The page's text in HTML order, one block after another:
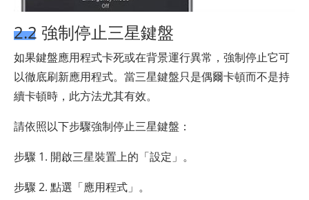
2.2 強制停止三星鍵盤
如果鍵盤應用程式卡死或在背景運行異常，強制停止它可
以徹底刷新應用程式。當三星鍵盤只是偶爾卡頓而不是持
續卡頓時，此方法尤其有效。
請依照以下步驟強制停止三星鍵盤：
步驟 1. 開啟三星裝置上的「設定」。
步驟 2. 點選「應用程式」。